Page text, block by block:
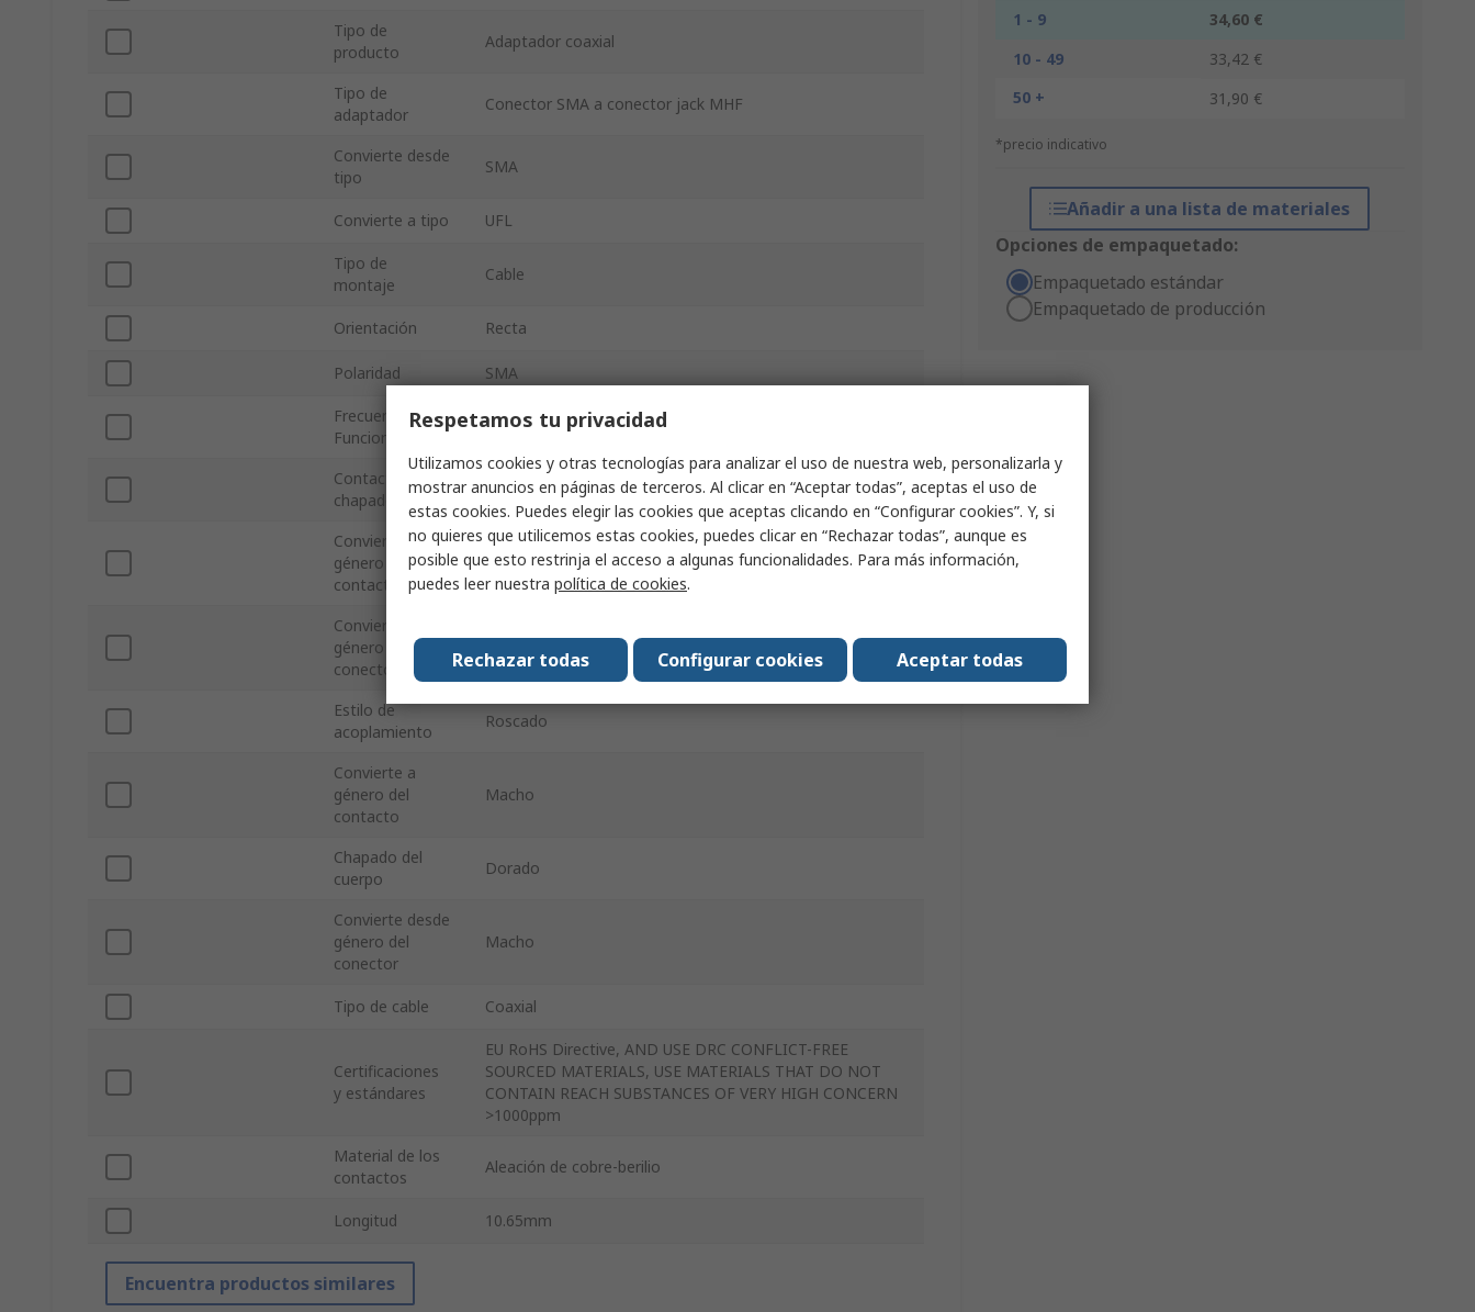
1 - 9
34,60 €
10 - 49
33,42 €
50 +
31,90 €
*precio indicativo
Añadir a una lista de materiales
Opciones de empaquetado:
Empaquetado estándar
Empaquetado de producción
Tipo de
producto
Adaptador coaxial
Tipo de
adaptador
Conector SMA a conector jack MHF
Convierte desde
tipo
SMA
Convierte a tipo UFL
Tipo de
montaje
Cable
Orientación Recta
Polaridad SMA
Frecuencia de
Funcionamiento
0, 6GHz
Contacto
chapado
Dorado
Convierte desde
género del
contacto
Macho
Convierte a
género del
conector
Estilo de
acoplamiento
Roscado
Convierte a
género del
contacto
Macho
Chapado del
cuerpo
Dorado
Convierte desde
género del
conector
Macho
Tipo de cable Coaxial
Certificaciones
y estándares
EU RoHS Directive, AND USE DRC CONFLICT-FREE
SOURCED MATERIALS, USE MATERIALS THAT DO NOT
CONTAIN REACH SUBSTANCES OF VERY HIGH CONCERN
>1000ppm
Material de los
contactos
Aleación de cobre-berilio
Longitud 10.65mm
Encuentra productos similares
Respetamos tu privacidad
Utilizamos cookies y otras tecnologías para analizar el uso de nuestra web, personalizarla y
mostrar anuncios en páginas de terceros. Al clicar en “Aceptar todas”, aceptas el uso de
estas cookies. Puedes elegir las cookies que aceptas clicando en “Configurar cookies”. Y, si
no quieres que utilicemos estas cookies, puedes clicar en “Rechazar todas”, aunque es
posible que esto restrinja el acceso a algunas funcionalidades. Para más información,
puedes leer nuestra política de cookies.
Aceptar todas
Configurar cookies
Rechazar todas